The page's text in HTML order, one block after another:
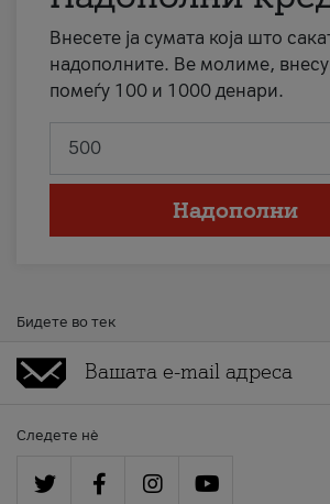
Внесете ја сумата која што
надополните. Ве молиме,
помеѓу 100 и 1000 денари.
Надополни
Бидете во тек
Следете нè